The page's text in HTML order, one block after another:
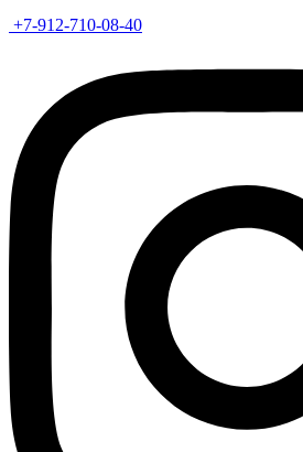
+7-912-710-08-40